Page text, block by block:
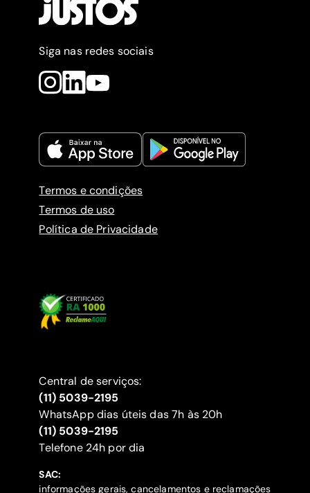
Siga nas redes sociais
Termos e condições
Termos de uso
Política de Privacidade
Central de serviços:
(11) 5039-2195
WhatsApp dias úteis das 7h às 20h
(11) 5039-2195
‍Telefone 24h por dia
SAC:
informações gerais, cancelamentos e reclamações